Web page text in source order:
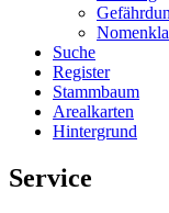
Suche
Register
Stammbaum
Arealkarten
Hintergrund
Service